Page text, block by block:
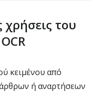
χρήσεις του
κειμένου από
ή αναρτήσεων